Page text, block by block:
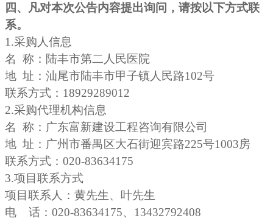
四、凡对本次公告内容提出询问，请按以下方式联
系。
1.采购人信息
名 称：陆丰市第二人民医院
地 址：汕尾市陆丰市甲子镇人民路102号
联系方式：18929289012
2.采购代理机构信息
名 称：广东富新建设工程咨询有限公司
地 址：广州市番禺区大石街迎宾路225号1003房
联系方式：020-83634175
3.项目联系方式
项目联系人：黄先生、叶先生
电 话：020-83634175、13432792408